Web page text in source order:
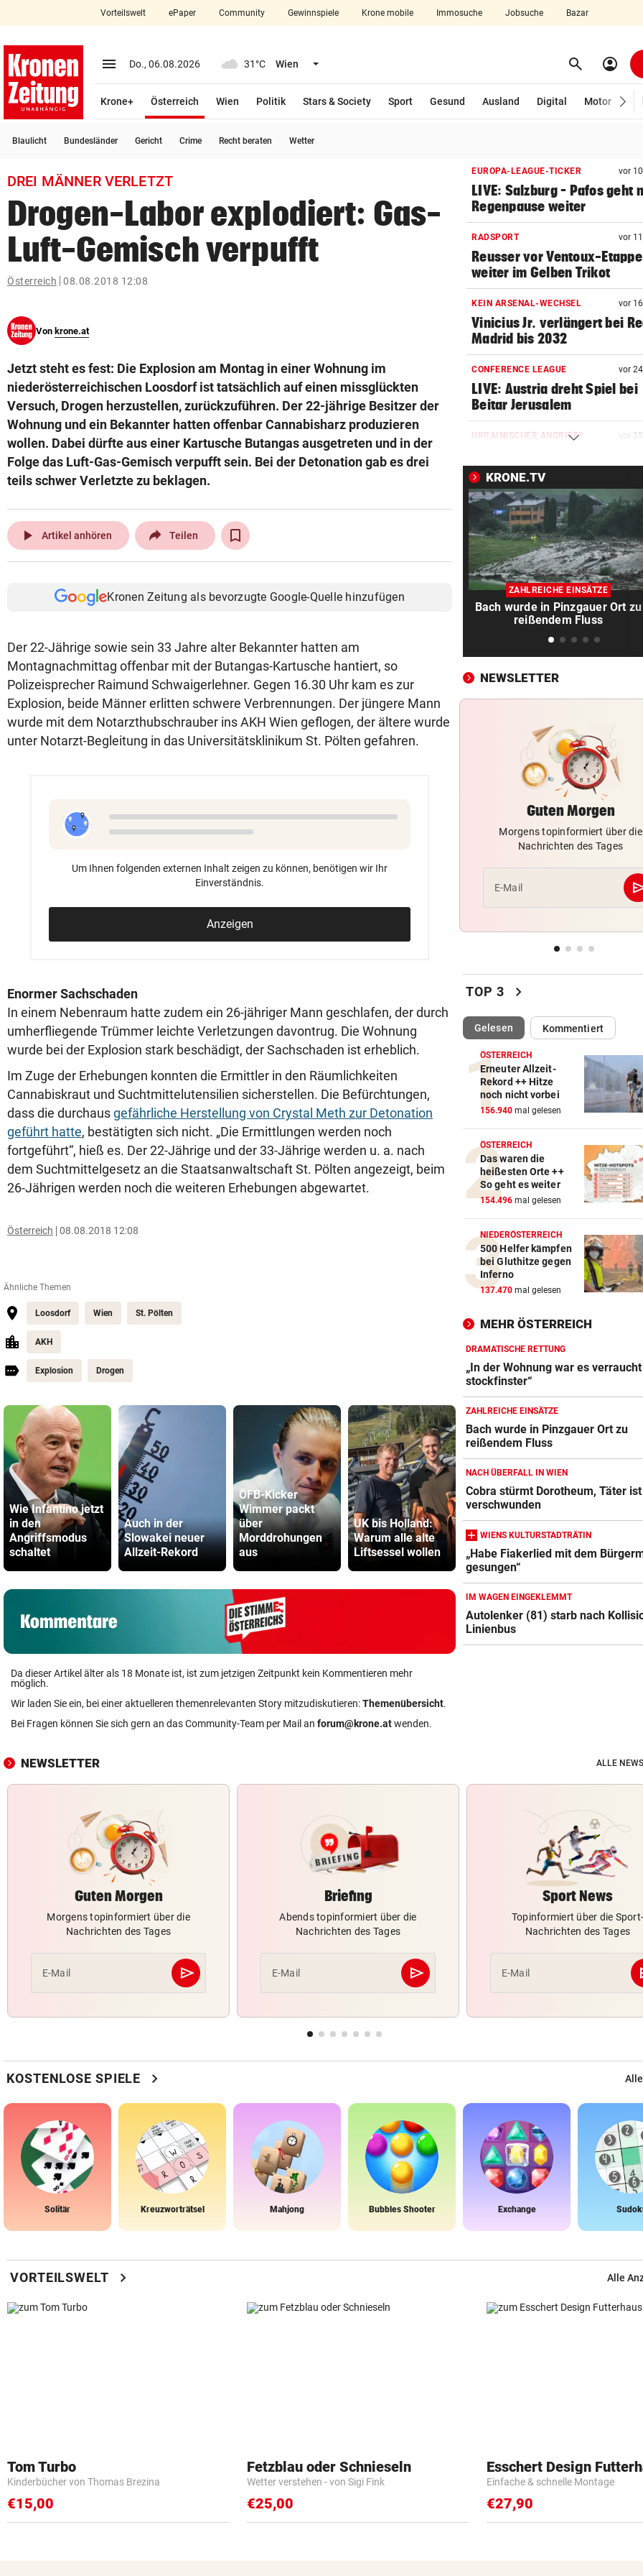
closeSchließen
account_circle Anmelden
arrow_right
bookmark
search
Suchbegriff
eingeben
© Krone Multimedia GmbH & Co KG 2026
Vorteilswelt ePaper Community Gewinnspiele Krone mobile Immosuche Jobsuche Bazar
menu Menü aufklappen
Do., 06.08.2026 31°C Wien Menü aufklappen search Suchen
account_circle
Krone+ Österreich
Wien
Politik Stars & Society Sport Gesund Ausland Digital Motor
Blaulicht Bundesländer Gericht Crime Recht beraten Wetter
DREI MÄNNER VERLETZT
Drogen-Labor explodiert: Gas-
Luft-Gemisch verpufft
Österreich 08.08.2018 12:08
Von krone.at
Jetzt steht es fest: Die Explosion am Montag in einer Wohnung im
niederösterreichischen Loosdorf ist tatsächlich auf einen missglückten
Versuch, Drogen herzustellen, zurückzuführen. Der 22-jährige Besitzer der
Wohnung und ein Bekannter hatten offenbar Cannabisharz produzieren
wollen. Dabei dürfte aus einer Kartusche Butangas ausgetreten und in der
Folge das Luft-Gas-Gemisch verpufft sein. Bei der Detonation gab es drei
teils schwer Verletzte zu beklagen.
play_arrow Artikel anhören Teilen
Kronen Zeitung als bevorzugte Google-Quelle hinzufügen
Der 22-Jährige sowie sein 33 Jahre alter Bekannter hatten am
Montagnachmittag offenbar mit der Butangas-Kartusche hantiert, so
Polizeisprecher Raimund Schwaigerlehner. Gegen 16.30 Uhr kam es zur
Explosion, beide Männer erlitten schwere Verbrennungen. Der jüngere Mann
wurde mit dem Notarzthubschrauber ins AKH Wien geflogen, der ältere wurde
unter Notarzt-Begleitung in das Universitätsklinikum St. Pölten gefahren.
Um Ihnen folgenden externen Inhalt zeigen zu können, benötigen wir Ihr
Einverständnis.
Anzeigen
Enormer Sachschaden
In einem Nebenraum hatte zudem ein 26-jähriger Mann geschlafen, der durch
umherfliegende Trümmer leichte Verletzungen davontrug. Die Wohnung
wurde bei der Explosion stark beschädigt, der Sachschaden ist erheblich.
Im Zuge der Erhebungen konnten die Ermittler in den Räumlichkeiten
Cannabiskraut und Suchtmittelutensilien sicherstellen. Die Befürchtungen,
dass die durchausgefährliche Herstellung von Crystal Meth zur Detonation
geführt hatte, bestätigten sich nicht. „Die Ermittlungen werden noch
fortgeführt“, hieß es. Der 22-Jährige und der 33-Jährige werden u. a. nach
dem Suchtmittelgesetz an die Staatsanwaltschaft St. Pölten angezeigt, beim
26-Jährigen werden noch die weiteren Erhebungen abgewartet.
Österreich 08.08.2018 12:08
Ähnliche Themen
Loosdorf Wien St. Pölten
AKH
Explosion Drogen
Wie Infantino jetzt
in den
Angriffsmodus
schaltet
Auch in der
Slowakei neuer
Allzeit-Rekord
ÖFB-Kicker
Wimmer packt
über
Morddrohungen
aus
UK bis Holland:
Warum alle alte
Liftsessel wollen
Betrunkener (71)
stürzt mit Moped
in Schottergrube
TV-Star
Kanzler
hart ins
Da dieser Artikel älter als 18 Monate ist, ist zum jetzigen Zeitpunkt kein Kommentieren mehr
möglich.
Wir laden Sie ein, bei einer aktuelleren themenrelevanten Story mitzudiskutieren:Themenübersicht.
Bei Fragen können Sie sich gern an das Community-Team per Mail an forum@krone.atwenden.
EUROPA-LEAGUE-TICKER vor
LIVE: Salzburg – Pafos geht
Regenpause weiter
RADSPORT vor
Reusser vor Ventoux-Etappe
weiter im Gelben Trikot
KEIN ARSENAL-WECHSEL vor
Vinicius Jr. verlängert bei
Madrid bis 2032
CONFERENCE LEAGUE vor
LIVE: Austria dreht Spiel bei
Beitar Jerusalem
UKRAINISCHER ANGRIFF? vor
Ölkatastrophe droht
„VERSTEHE ICH NICHT“ vor
ÖFB-Kicker Wimmer packt
Morddrohungen aus
ABSCHIED AUS ENGLAND vor
Spanien-Star Rodri vor
zum FC Barcelona
Drei Steirer tüfteln an der
Boxershort
DRAMATISCHE RETTUNG vor
und stockfinster“
CONFERENCE LEAGUE vor
Später Doppelschlag fixiert
Rapid-Sieg in Estland
60 MILLIONEN € SCHADEN vor 2
Warten auf Hitze-Hilfen der
Regierung geht weiter
vor
Sintflut unterbrochen
Auch in der Slowakei neuer
Allzeit-Rekord
WAS FÜR EINE KLATSCHE!
TV-Star geht mit Kanzler
hart ins Gericht
ZAHLREICHE EINSÄTZE vor
Bach wurde in Pinzgauer Ort
reißendem Fluss
WUNDER MUSS HER vor
Fünfmal probiert – einmal
Sturm Kraftakt!
REKORD IN SPANIEN
33,02 Grad Celsius im
gemessen!
LUCKENEDERS HIGHLIGHT vor
„Auf das Foto bin ich stolz –
die Gelbe auch“
NACH ÜBERFALL IN WIEN vor
Cobra stürmt Dorotheum,
verschwunden
TROTZ FIFA-RÜCKZIEHER vor 3
Knallhart! UEFA droht schon
wieder mit WM-Boykott
KRONE.TV
ZAHLREICHE EINSÄTZE
Bach wurde in Pinzgauer Ort zu
reißendem Fluss
NEWSLETTER
Guten Morgen
Morgens topinformiert über die
Nachrichten des Tages
E-Mail
TOP 3 chevron_right
Gelesen(ausgewählt)Kommentiert
ÖSTERREICH
Erneuter Allzeit-
Rekord ++ Hitze
noch nicht vorbei
156.940 mal gelesen
ÖSTERREICH
Das waren die
heißesten Orte ++
So geht es weiter
154.496 mal gelesen
NIEDERÖSTERREICH
500 Helfer kämpfen
bei Gluthitze gegen
Inferno
137.470 mal gelesen
MEHR ÖSTERREICH
DRAMATISCHE RETTUNG
„In der Wohnung war es
stockfinster“
ZAHLREICHE EINSÄTZE
Bach wurde in Pinzgauer Ort zu
reißendem Fluss
NACH ÜBERFALL IN WIEN
Cobra stürmt Dorotheum, Täter ist
verschwunden
WIENS KULTURSTADTRÄTIN
„Habe Fiakerlied mit dem
gesungen“
IM WAGEN EINGEKLEMMT
Autolenker (81) starb nach
Linienbus
NEWSLETTER ALLE
Guten Morgen
Morgens topinformiert über die
Nachrichten des Tages
E-Mail send
Abschicken
Briefing
Abends topinformiert über die
Nachrichten des Tages
E-Mail send
Abschicken
Sport News
Topinformiert über die Sport-
Nachrichten des Tages
E-Mail
KOSTENLOSE SPIELE chevron_right
Solitär Kreuzworträtsel Mahjong Bubbles Shooter Exchange
VORTEILSWELT chevron_right Alle
Tom Turbo
Kinderbücher von Thomas Brezina
€15,00
Fetzblau oder Schnieseln
Wetter verstehen - von Sigi Fink
€25,00
Esschert Design
Einfache & schnelle Montage
€27,90